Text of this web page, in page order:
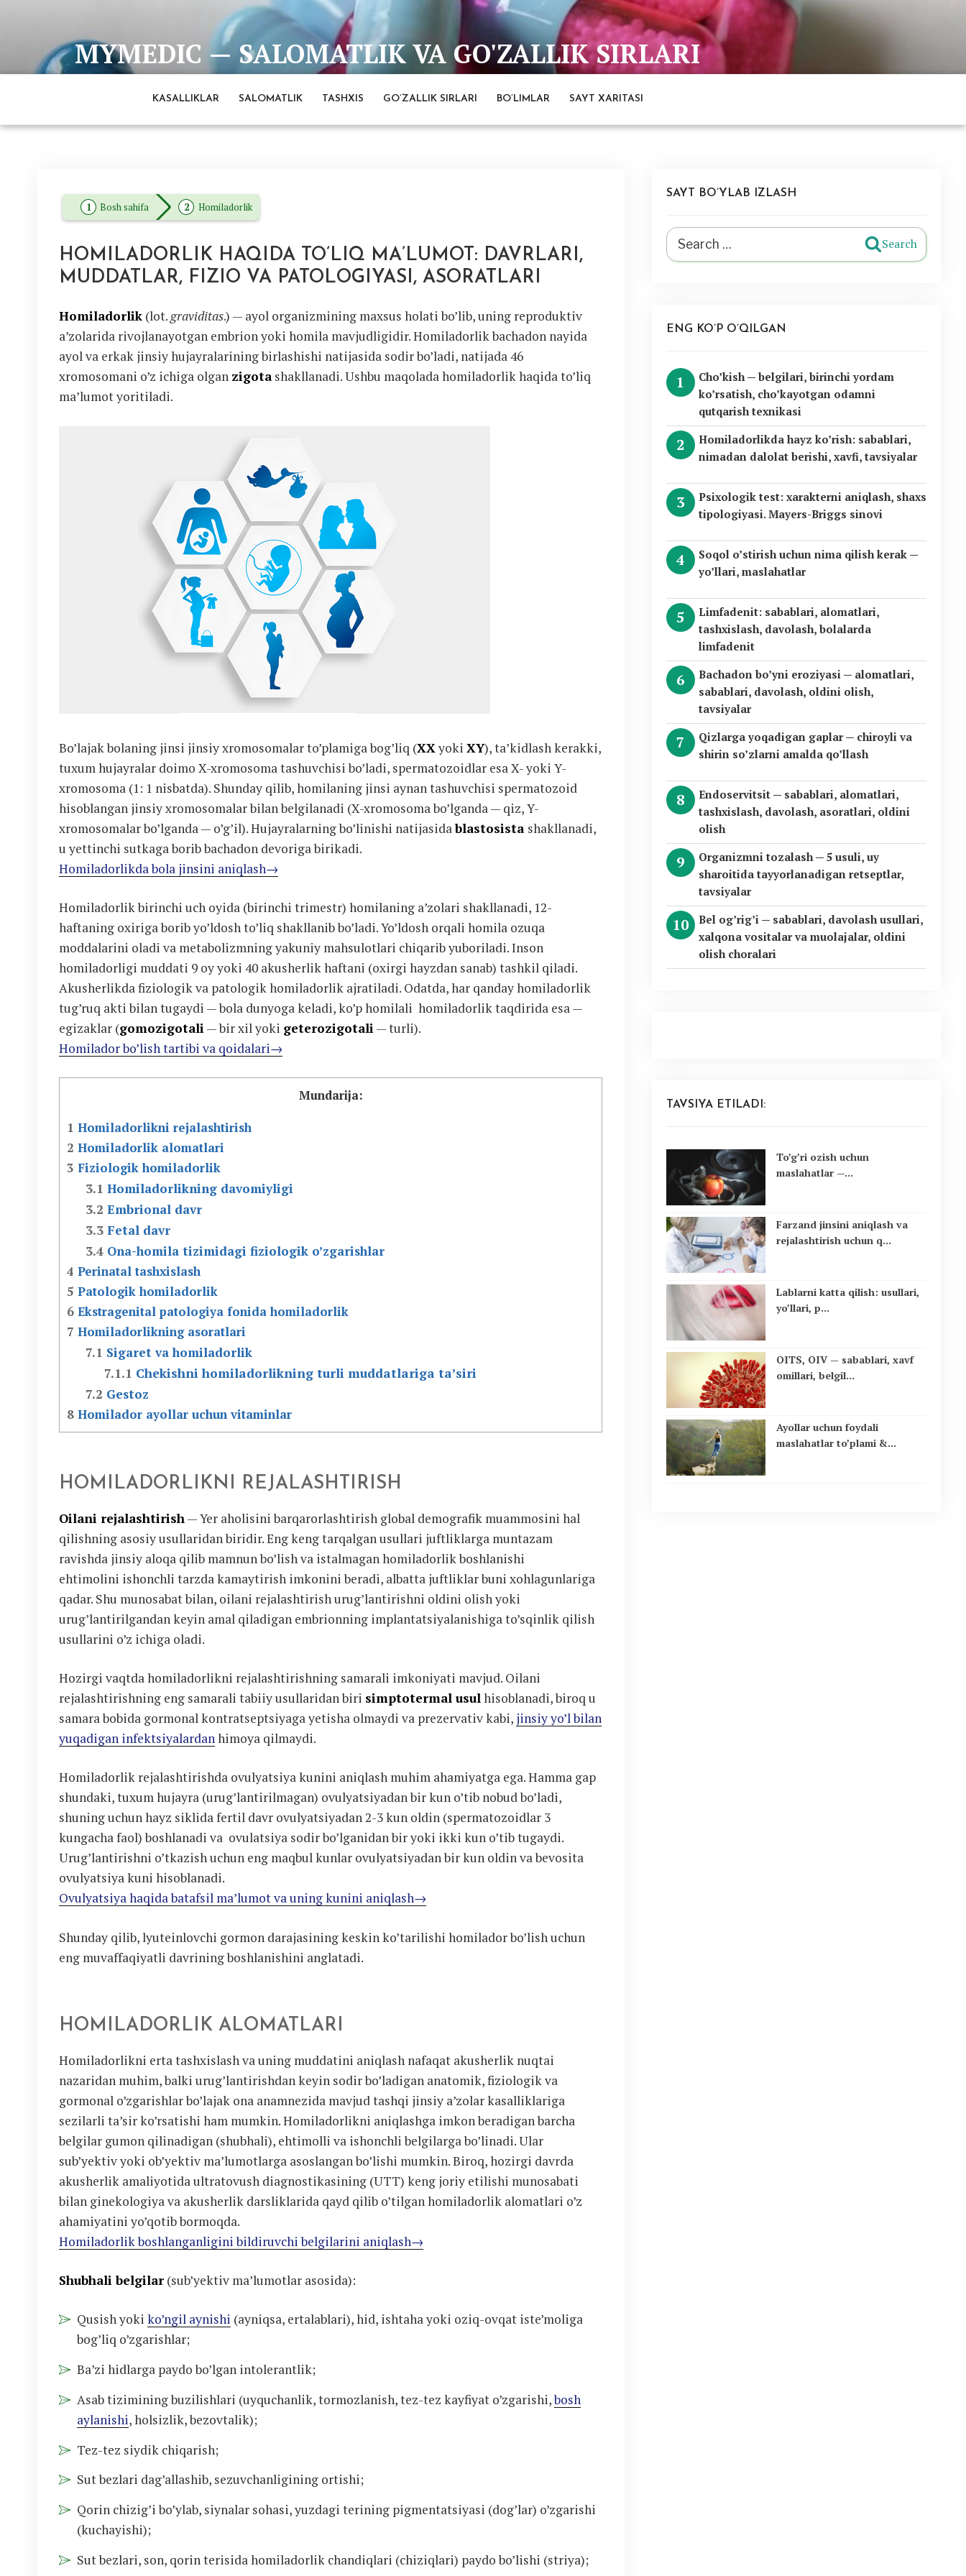
MYMEDIC — SALOMATLIK VA GO'ZALLIK SIRLARI
Barcha eng ishonchli va to'liq ma'lumotlar manbai
KASALLIKLAR SALOMATLIK TASHXIS GO’ZALLIK SIRLARI BO’LIMLAR SAYT XARITASI
Bosh sahifa Homiladorlik
HOMILADORLIK HAQIDA TO’LIQ MA’LUMOT: DAVRLARI,
MUDDATLAR, FIZIO VA PATOLOGIYASI, ASORATLARI
Homiladorlik (lot.graviditas.) — ayol organizmining maxsus holati bo’lib, uning reproduktiv
a’zolarida rivojlanayotgan embrion yoki homila mavjudligidir. Homiladorlik bachadon nayida
ayol va erkak jinsiy hujayralarining birlashishi natijasida sodir bo’ladi, natijada 46
xromosomani o’z ichiga olgan zigotashakllanadi. Ushbu maqolada homiladorlik haqida to’liq
ma’lumot yoritiladi.
Bo’lajak bolaning jinsi jinsiy xromosomalar to’plamiga bog’liq (XXyokiXY), ta’kidlash kerakki,
tuxum hujayralar doimo X-xromosoma tashuvchisi bo’ladi, spermatozoidlar esa X- yoki Y-
xromosoma (1: 1 nisbatda). Shunday qilib, homilaning jinsi aynan tashuvchisi spermatozoid
hisoblangan jinsiy xromosomalar bilan belgilanadi (X-xromosoma bo’lganda — qiz, Y-
xromosomalar bo’lganda — o’g’il). Hujayralarning bo’linishi natijasidablastosista shakllanadi,
u yettinchi sutkaga borib bachadon devoriga birikadi.
Homiladorlikda bola jinsini aniqlash→
Homiladorlik birinchi uch oyida (birinchi trimestr) homilaning a’zolari shakllanadi, 12-
haftaning oxiriga borib yo’ldosh to’liq shakllanib bo’ladi. Yo’ldosh orqali homila ozuqa
moddalarini oladi va metabolizmning yakuniy mahsulotlari chiqarib yuboriladi. Inson
homiladorligi muddati 9 oy yoki 40 akusherlik haftani (oxirgi hayzdan sanab) tashkil qiladi.
Akusherlikda fiziologik va patologik homiladorlik ajratiladi. Odatda, har qanday homiladorlik
tug’ruq akti bilan tugaydi — bola dunyoga keladi, ko’p homilali homiladorlik taqdirida esa —
egizaklar (gomozigotali— bir xil yoki geterozigotali— turli).
Homilador bo’lish tartibi va qoidalari→
Mundarija:
1 Homiladorlikni rejalashtirish
2 Homiladorlik alomatlari
3 Fiziologik homiladorlik
3.1 Homiladorlikning davomiyligi
3.2 Embrional davr
3.3Fetal davr
3.4Ona-homila tizimidagi fiziologik o’zgarishlar
4 Perinatal tashxislash
5 Patologik homiladorlik
6 Ekstragenital patologiya fonida homiladorlik
7 Homiladorlikning asoratlari
7.1 Sigaret va homiladorlik
7.1.1 Chekishni homiladorlikning turli muddatlariga ta’siri
7.2 Gestoz
8 Homilador ayollar uchun vitaminlar
HOMILADORLIKNI REJALASHTIRISH
Oilani rejalashtirish— Yer aholisini barqarorlashtirish global demografik muammosini hal
qilishning asosiy usullaridan biridir. Eng keng tarqalgan usullari juftliklarga muntazam
ravishda jinsiy aloqa qilib mamnun bo’lish va istalmagan homiladorlik boshlanishi
ehtimolini ishonchli tarzda kamaytirish imkonini beradi, albatta juftliklar buni xohlagunlariga
qadar. Shu munosabat bilan, oilani rejalashtirish urug’lantirishni oldini olish yoki
urug’lantirilgandan keyin amal qiladigan embrionning implantatsiyalanishiga to’sqinlik qilish
usullarini o’z ichiga oladi.
Hozirgi vaqtda homiladorlikni rejalashtirishning samarali imkoniyati mavjud. Oilani
rejalashtirishning eng samarali tabiiy usullaridan biri simptotermal usulhisoblanadi, biroq u
samara bobida gormonal kontratseptsiyaga yetisha olmaydi va prezervativ kabi, jinsiy yo’l bilan
yuqadigan infektsiyalardanhimoya qilmaydi.
Homiladorlik rejalashtirishda ovulyatsiya kunini aniqlash muhim ahamiyatga ega. Hamma gap
shundaki, tuxum hujayra (urug’lantirilmagan) ovulyatsiyadan bir kun o’tib nobud bo’ladi,
shuning uchun hayz siklida fertil davr ovulyatsiyadan 2-3 kun oldin (spermatozoidlar 3
kungacha faol) boshlanadi va ovulatsiya sodir bo’lganidan bir yoki ikki kun o’tib tugaydi.
Urug’lantirishni o’tkazish uchun eng maqbul kunlar ovulyatsiyadan bir kun oldin va bevosita
ovulyatsiya kuni hisoblanadi.
Ovulyatsiya haqida batafsil ma’lumot va uning kunini aniqlash→
Shunday qilib, lyuteinlovchi gormon darajasining keskin ko’tarilishi homilador bo’lish uchun
eng muvaffaqiyatli davrining boshlanishini anglatadi.
HOMILADORLIK ALOMATLARI
Homiladorlikni erta tashxislash va uning muddatini aniqlash nafaqat akusherlik nuqtai
nazaridan muhim, balki urug’lantirishdan keyin sodir bo’ladigan anatomik, fiziologik va
gormonal o’zgarishlar bo’lajak ona anamnezida mavjud tashqi jinsiy a’zolar kasalliklariga
sezilarli ta’sir ko’rsatishi ham mumkin. Homiladorlikni aniqlashga imkon beradigan barcha
belgilar gumon qilinadigan (shubhali), ehtimolli va ishonchli belgilarga bo’linadi. Ular
sub’yektiv yoki ob’yektiv ma’lumotlarga asoslangan bo’lishi mumkin. Biroq, hozirgi davrda
akusherlik amaliyotida ultratovush diagnostikasining (UTT) keng joriy etilishi munosabati
bilan ginekologiya va akusherlik darsliklarida qayd qilib o’tilgan homiladorlik alomatlari o’z
ahamiyatini yo’qotib bormoqda.
Homiladorlik boshlanganligini bildiruvchi belgilarini aniqlash→
Shubhali belgilar (sub’yektiv ma’lumotlar asosida):
Qusish yokiko’ngil aynishi (ayniqsa, ertalablari), hid, ishtaha yoki oziq-ovqat iste’moliga
bog’liq o’zgarishlar;
Ba’zi hidlarga paydo bo’lgan intolerantlik;
Asab tizimining buzilishlari (uyquchanlik, tormozlanish, tez-tez kayfiyat o’zgarishi,bosh
aylanishi, holsizlik, bezovtalik);
Tez-tez siydik chiqarish;
Sut bezlari dag’allashib, sezuvchanligining ortishi;
Qorin chizig’i bo’ylab, siynalar sohasi, yuzdagi terining pigmentatsiyasi (dog’lar) o’zgarishi
(kuchayishi);
Sut bezlari, son, qorin terisida homiladorlik chandiqlari (chiziqlari) paydo bo’lishi (striya);
SAYT BO’YLAB IZLASH
Search
for:
Search
ENG KO’P O’QILGAN
Cho’kish — belgilari, birinchi yordam
ko’rsatish, cho’kayotgan odamni
qutqarish texnikasi
Homiladorlikda hayz ko’rish: sabablari,
nimadan dalolat berishi, xavfi, tavsiyalar
Psixologik test: xarakterni aniqlash, shaxs
tipologiyasi. Mayers-Briggs sinovi
Soqol o’stirish uchun nima qilish kerak —
yo’llari, maslahatlar
Limfadenit: sabablari, alomatlari,
tashxislash, davolash, bolalarda
limfadenit
Bachadon bo’yni eroziyasi — alomatlari,
sabablari, davolash, oldini olish,
tavsiyalar
Qizlarga yoqadigan gaplar — chiroyli va
shirin so’zlarni amalda qo’llash
Endoservitsit — sabablari, alomatlari,
tashxislash, davolash, asoratlari, oldini
olish
Organizmni tozalash — 5 usuli, uy
sharoitida tayyorlanadigan retseptlar,
tavsiyalar
Bel og’rig’i — sabablari, davolash usullari,
xalqona vositalar va muolajalar, oldini
olish choralari
TAVSIYA ETILADI:
To’g’ri ozish uchun
maslahatlar —...
Farzand jinsini aniqlash va
rejalashtirish uchun q...
Lablarni katta qilish: usullari,
yo’llari, p...
OITS, OIV — sabablari, xavf
omillari, belgil...
Ayollar uchun foydali
maslahatlar to’plami &...